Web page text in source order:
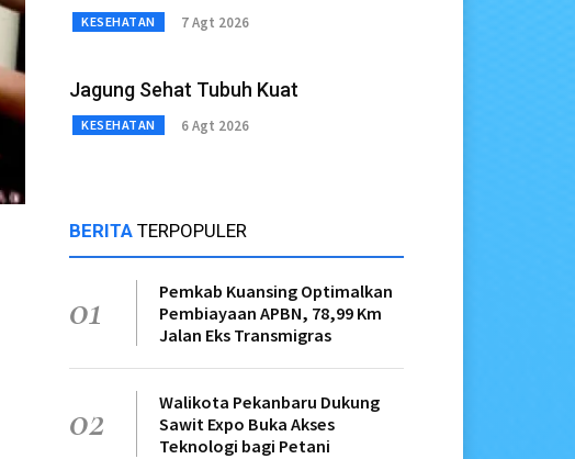
KESEHATAN 7 Agt 2026
Jagung Sehat Tubuh Kuat
KESEHATAN 6 Agt 2026
BERITA TERPOPULER
01
Pemkab Kuansing Optimalkan
Pembiayaan APBN, 78,99 Km
Jalan Eks Transmigras
02
Walikota Pekanbaru Dukung
Sawit Expo Buka Akses
Teknologi bagi Petani